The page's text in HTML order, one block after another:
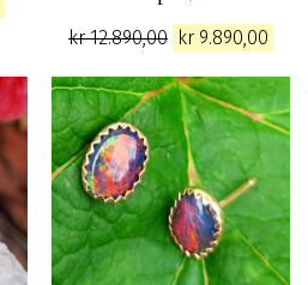
kr 4.490,00.
kr12.890,00 Opprinnelig
var:
kr 12.890,00.
kr 9.890,00
er:
kr